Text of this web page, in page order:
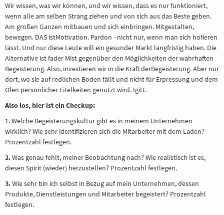
Wir wissen, was wir können, und wir wissen, dass es nur funktioniert,
wenn alle am selben Strang ziehen und von sich aus das Beste geben.
Am großen Ganzen mitbauen und sich einbringen. Mitgestalten,
bewegen. DAS istMotivation. Pardon –nicht nur, wenn man sich hofieren
lässt. Und nur diese Leute will ein gesunder Markt langfristig haben. Die
Alternative ist fader Mist gegenüber den Möglichkeiten der wahrhaften
Begeisterung. Also, investieren wir in die Kraft derBegeisterung. Aber nur
dort, wo sie auf redlichen Boden fällt und nicht für Erpressung und dem
Ölen persönlicher Eitelkeiten genutzt wird. Igitt.
Also los, hier ist ein Checkup:
1. Welche Begeisterungskultur gibt es in meinem Unternehmen
wirklich? Wie sehr identifizieren sich die Mitarbeiter mit dem Laden?
Prozentzahl festlegen.
2.Was genau fehlt, meiner Beobachtung nach? Wie realistisch ist es,
diesen Spirit (wieder) herzustellen? Prozentzahl festlegen.
3.Wie sehr bin ich selbst in Bezug auf mein Unternehmen, dessen
Produkte, Dienstleistungen und Mitarbeiter begeistert? Prozentzahl
festlegen.